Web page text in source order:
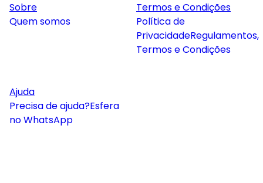
Sobre
Quem somos
Termos e Condições
Política de
PrivacidadeRegulamentos,
Termos e Condições
Ajuda
Precisa de ajuda?Esfera
no WhatsApp